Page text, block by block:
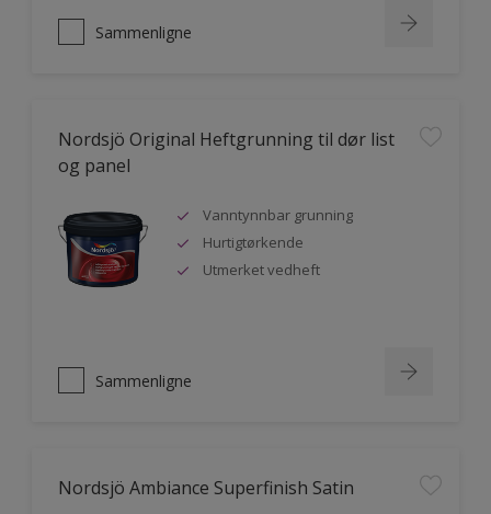
Sammenligne
Nordsjö Original Heftgrunning til dør list
og panel
Vanntynnbar grunning
Hurtigtørkende
Utmerket vedheft
Sammenligne
Nordsjö Ambiance Superfinish Satin